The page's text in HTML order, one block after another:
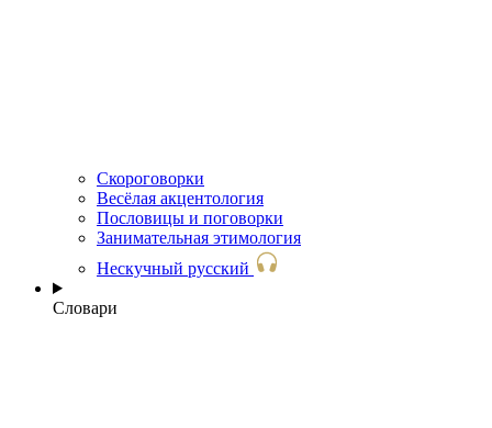
Скороговорки
Весёлая акцентология
Пословицы и поговорки
Занимательная этимология
Нескучный русский
Словари